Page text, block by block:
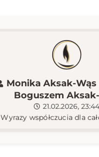
Monika Aksak-Wąs
Boguszem
21.02.2026, 23:44
Wyrazy współczucia dla